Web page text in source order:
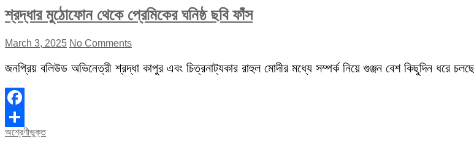
শ্রদ্ধার মুঠোফোন থেকে প্রেমিকের ঘনিষ্ঠ ছবি ফাঁস
March 3, 2025 No Comments
জনপ্রিয় বলিউড অভিনেত্রী শ্রদ্ধা কাপুর এবং চিত্রনাট্যকার রাহুল মোদীর মধ্যে সম্পর্ক নিয়ে গুঞ্জন বেশ কিছুদিন ধরে
Facebook
Share
অশ্রেণীভুক্ত